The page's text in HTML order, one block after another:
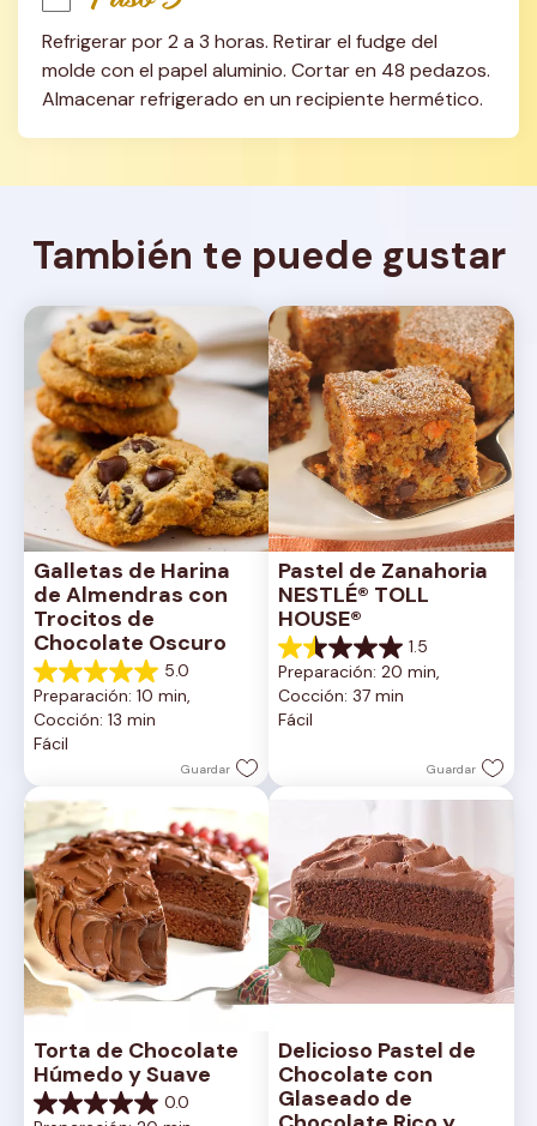
Refrigerar por 2 a 3 horas. Retirar el fudge del
molde con el papel aluminio. Cortar en 48 pedazos.
Almacenar refrigerado en un recipiente hermético.
También te puede gustar
Galletas de Harina
de Almendras con
Trocitos de
Chocolate Oscuro
5.0
5.0
de
5
estrellas.
reseña
Preparación: 10 min,
Cocción: 13 min
Fácil
Guardar
Pastel de Zanahoria
NESTLÉ® TOLL
HOUSE®
1.5
1.5
de
5
estrellas.
Preparación: 20 min,
Cocción: 37 min
Fácil
Guardar
Torta de Chocolate
Húmedo y Suave
0.0
0.0
Delicioso Pastel de
Chocolate con
Glaseado de